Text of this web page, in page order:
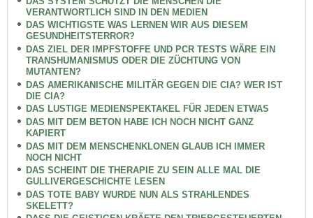
VERANTWORTLICH SIND IN DEN MEDIEN
DAS WICHTIGSTE WAS LERNEN WIR AUS DIESEM
GESUNDHEITSTERROR?
DAS ZIEL DER IMPFSTOFFE UND PCR TESTS WÄRE EIN
TRANSHUMANISMUS ODER DIE ZÜCHTUNG VON
MUTANTEN?
DAS AMERIKANISCHE MILITÄR GEGEN DIE CIA? WER IST
DIE CIA?
DAS LUSTIGE MEDIENSPEKTAKEL FÜR JEDEN ETWAS
DAS MIT DEM BETON HABE ICH NOCH NICHT GANZ
KAPIERT
DAS MIT DEM MENSCHENKLONEN GLAUB ICH IMMER
NOCH NICHT
DAS SCHEINT DIE THERAPIE ZU SEIN ALLE MAL DIE
GULLIVERGESCHICHTE LESEN
DAS TOTE BABY WURDE NUN ALS STRAHLENDES
SKELETT?